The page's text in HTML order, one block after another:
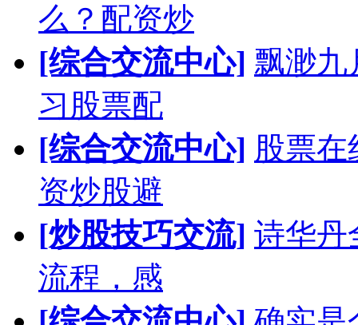
么？配资炒
[综合交流中心] 飘渺九
习股票配
[综合交流中心] 股票
资炒股避
[炒股技巧交流] 诗华丹
流程，感